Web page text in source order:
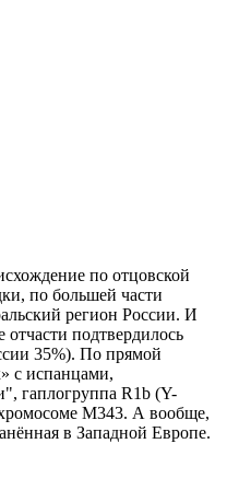
по отцовской
по большей части
регион России. И
подтвердилось
35%). По прямой
с испанцами,
гаплогруппа R1b (Y-
М343. А вообще,
в Западной Европе.